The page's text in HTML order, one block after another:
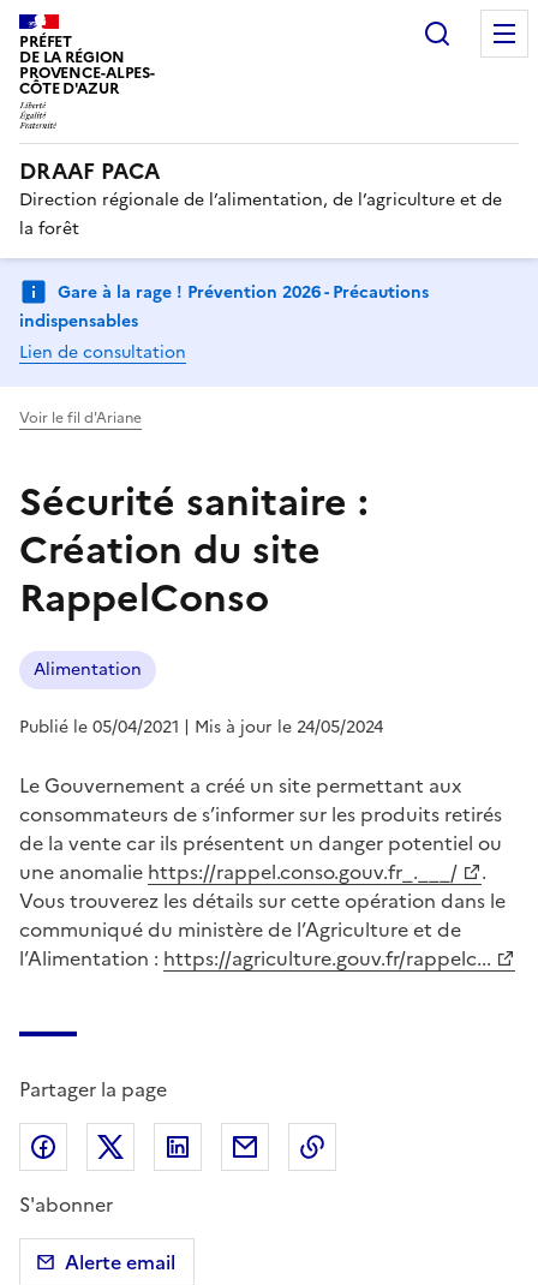
PRÉFET
DE LA RÉGION
PROVENCE-ALPES-
CÔTE D'AZUR
DRAAF PACA
Direction régionale de l’alimentation, de l’agriculture et de
la forêt
Gare à la rage ! Prévention 2026 - Précautions
indispensables
Lien de consultation
Voir le fil d'Ariane
Sécurité sanitaire :
Création du site
RappelConso
Alimentation
Publié le 05/04/2021 | Mis à jour le 24/05/2024
Le Gouvernement a créé un site permettant aux
consommateurs de s’informer sur les produits retirés
de la vente car ils présentent un danger potentiel ou
une anomalie https://rappel.conso.gouv.fr_.___/
.
Vous trouverez les détails sur cette opération dans le
communiqué du ministère de l’Agriculture et de
l’Alimentation : https://agriculture.gouv.fr/rappelc...
Partager la page
Partager sur Facebook
Partager sur X (anciennement Twitter)
Partager sur LinkedIn
Partager par email
S'abonner
Alerte email